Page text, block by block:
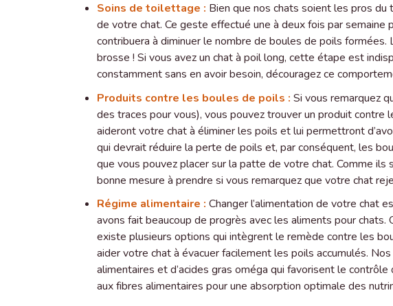
Soins de toilettage : Bien que nos chats soient les pros
de votre chat. Ce geste effectué une à deux fois par semaine
contribuera à diminuer le nombre de boules de poils
brosse ! Si vous avez un chat à poil long, cette étape est
constamment sans en avoir besoin, découragez ce
Produits contre les boules de poils : Si vous remarquez
des traces pour vous), vous pouvez trouver un produit
aideront votre chat à éliminer les poils et lui permettront
qui devrait réduire la perte de poils et, par conséquent, les
que vous pouvez placer sur la patte de votre chat. Comme
bonne mesure à prendre si vous remarquez que votre chat
Régime alimentaire : Changer l’alimentation de votre chat
avons fait beaucoup de progrès avec les aliments pour chats.
existe plusieurs options qui intègrent le remède contre les
aider votre chat à évacuer facilement les poils accumulés.
alimentaires et d’acides gras oméga qui favorisent le
aux fibres alimentaires pour une absorption optimale des